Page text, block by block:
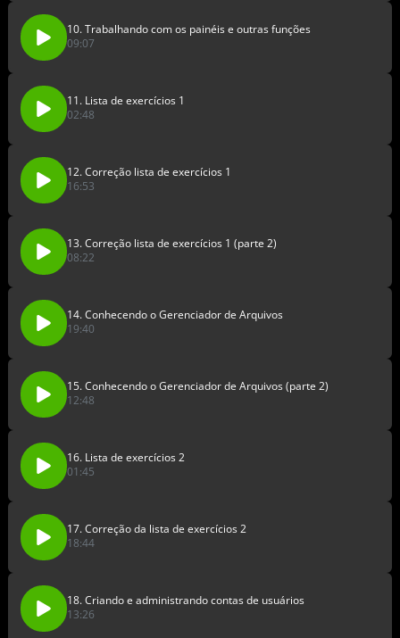
10. Trabalhando com os painéis e outras funções
09:07
11. Lista de exercícios 1
02:48
12. Correção lista de exercícios 1
16:53
13. Correção lista de exercícios 1 (parte 2)
08:22
14. Conhecendo o Gerenciador de Arquivos
19:40
15. Conhecendo o Gerenciador de Arquivos (parte 2)
12:48
16. Lista de exercícios 2
01:45
17. Correção da lista de exercícios 2
18:44
18. Criando e administrando contas de usuários
13:26